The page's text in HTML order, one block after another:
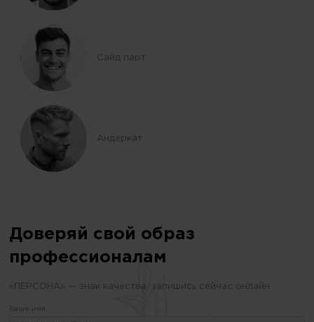
Сайд парт
Андеркат
Доверяй свой образ
профессионалам
«ПЕРСОНА» — знак качества, запишись сейчас онлайн
Ваше имя: